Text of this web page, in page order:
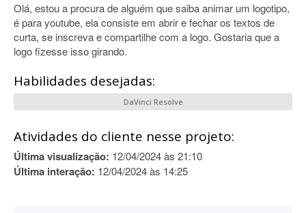
Olá, estou a procura de alguém que saiba animar um logotipo,
é para youtube, ela consiste em abrir e fechar os textos de
curta, se inscreva e compartilhe com a logo. Gostaria que a
logo fizesse isso girando.
Habilidades desejadas:
DaVinci Resolve
Atividades do cliente nesse projeto:
Última visualização: 12/04/2024 às 21:10
Última interação: 12/04/2024 às 14:25